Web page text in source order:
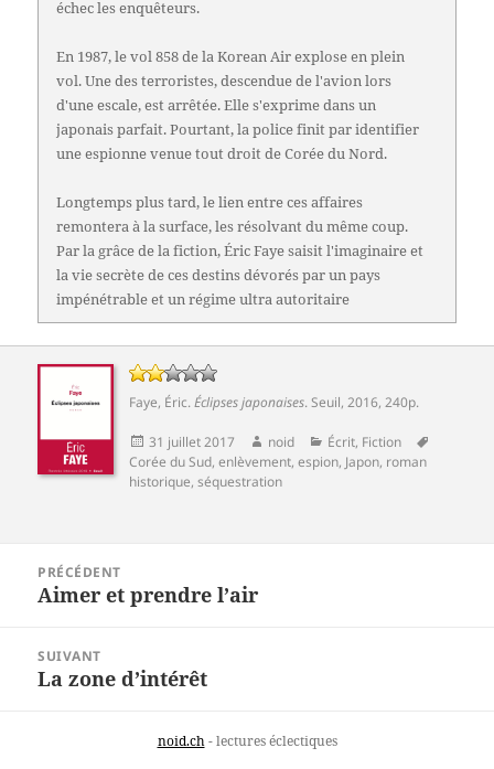
échec les enquêteurs.
En 1987, le vol 858 de la Korean Air explose en plein
vol. Une des terroristes, descendue de l'avion lors
d'une escale, est arrêtée. Elle s'exprime dans un
japonais parfait. Pourtant, la police finit par identifier
une espionne venue tout droit de Corée du Nord.
Longtemps plus tard, le lien entre ces affaires
remontera à la surface, les résolvant du même coup.
Par la grâce de la fiction, Éric Faye saisit l'imaginaire et
la vie secrète de ces destins dévorés par un pays
impénétrable et un régime ultra autoritaire
Faye, Éric.Éclipses japonaises.Seuil, 2016, 240p.
Publié
le
31 juillet 2017 Auteur
noid Catégories
Écrit, Fiction
Corée du Sud, enlèvement, espion, Japon, roman
historique, séquestration
l’article
PRÉCÉDENT
Article
Aimer et prendre l’air
SUIVANT
Article
La zone d’intérêt
noid.ch- lectures éclectiques